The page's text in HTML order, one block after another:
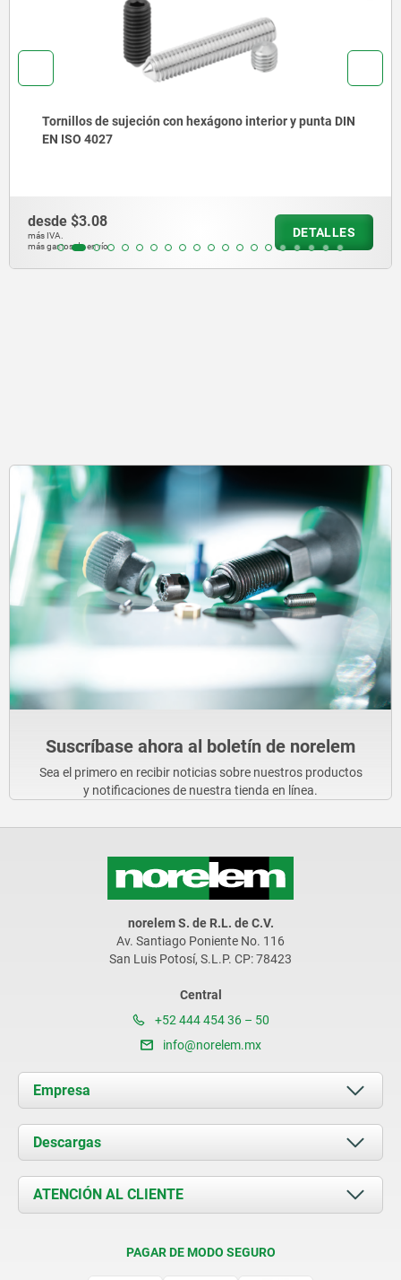
Casquillos receptores de acero inoxidable para sensor
de estado para perno de bloqueo de bola con
desde$782.60
más IVA.
más gastos de envío
DETALLES
Suscríbase ahora al boletín de norelem
Sea el primero en recibir noticias sobre nuestros productos
y notificaciones de nuestra tienda en línea.
norelem S. de R.L. de C.V.
Av. Santiago Poniente No. 116
San Luis Potosí, S.L.P. CP: 78423
Central
+52 444 454 36 – 50
info@norelem.mx
Empresa
Acerca de nosotros
Novedades
Contacto
Descargas
Documents
ATENCIÓN AL CLIENTE
PAGAR DE MODO SEGURO